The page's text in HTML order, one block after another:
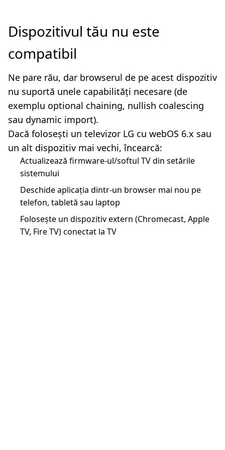
Dispozitivul tău nu este
compatibil
Ne pare rău, dar browserul de pe acest dispozitiv
nu suportă unele capabilități necesare (de
exemplu optional chaining, nullish coalescing
sau dynamic import).
Dacă folosești un televizor LG cu webOS 6.x sau
un alt dispozitiv mai vechi, încearcă:
Actualizează firmware-ul/softul TV din setările
sistemului
Deschide aplicația dintr-un browser mai nou pe
telefon, tabletă sau laptop
Folosește un dispozitiv extern (Chromecast, Apple
TV, Fire TV) conectat la TV